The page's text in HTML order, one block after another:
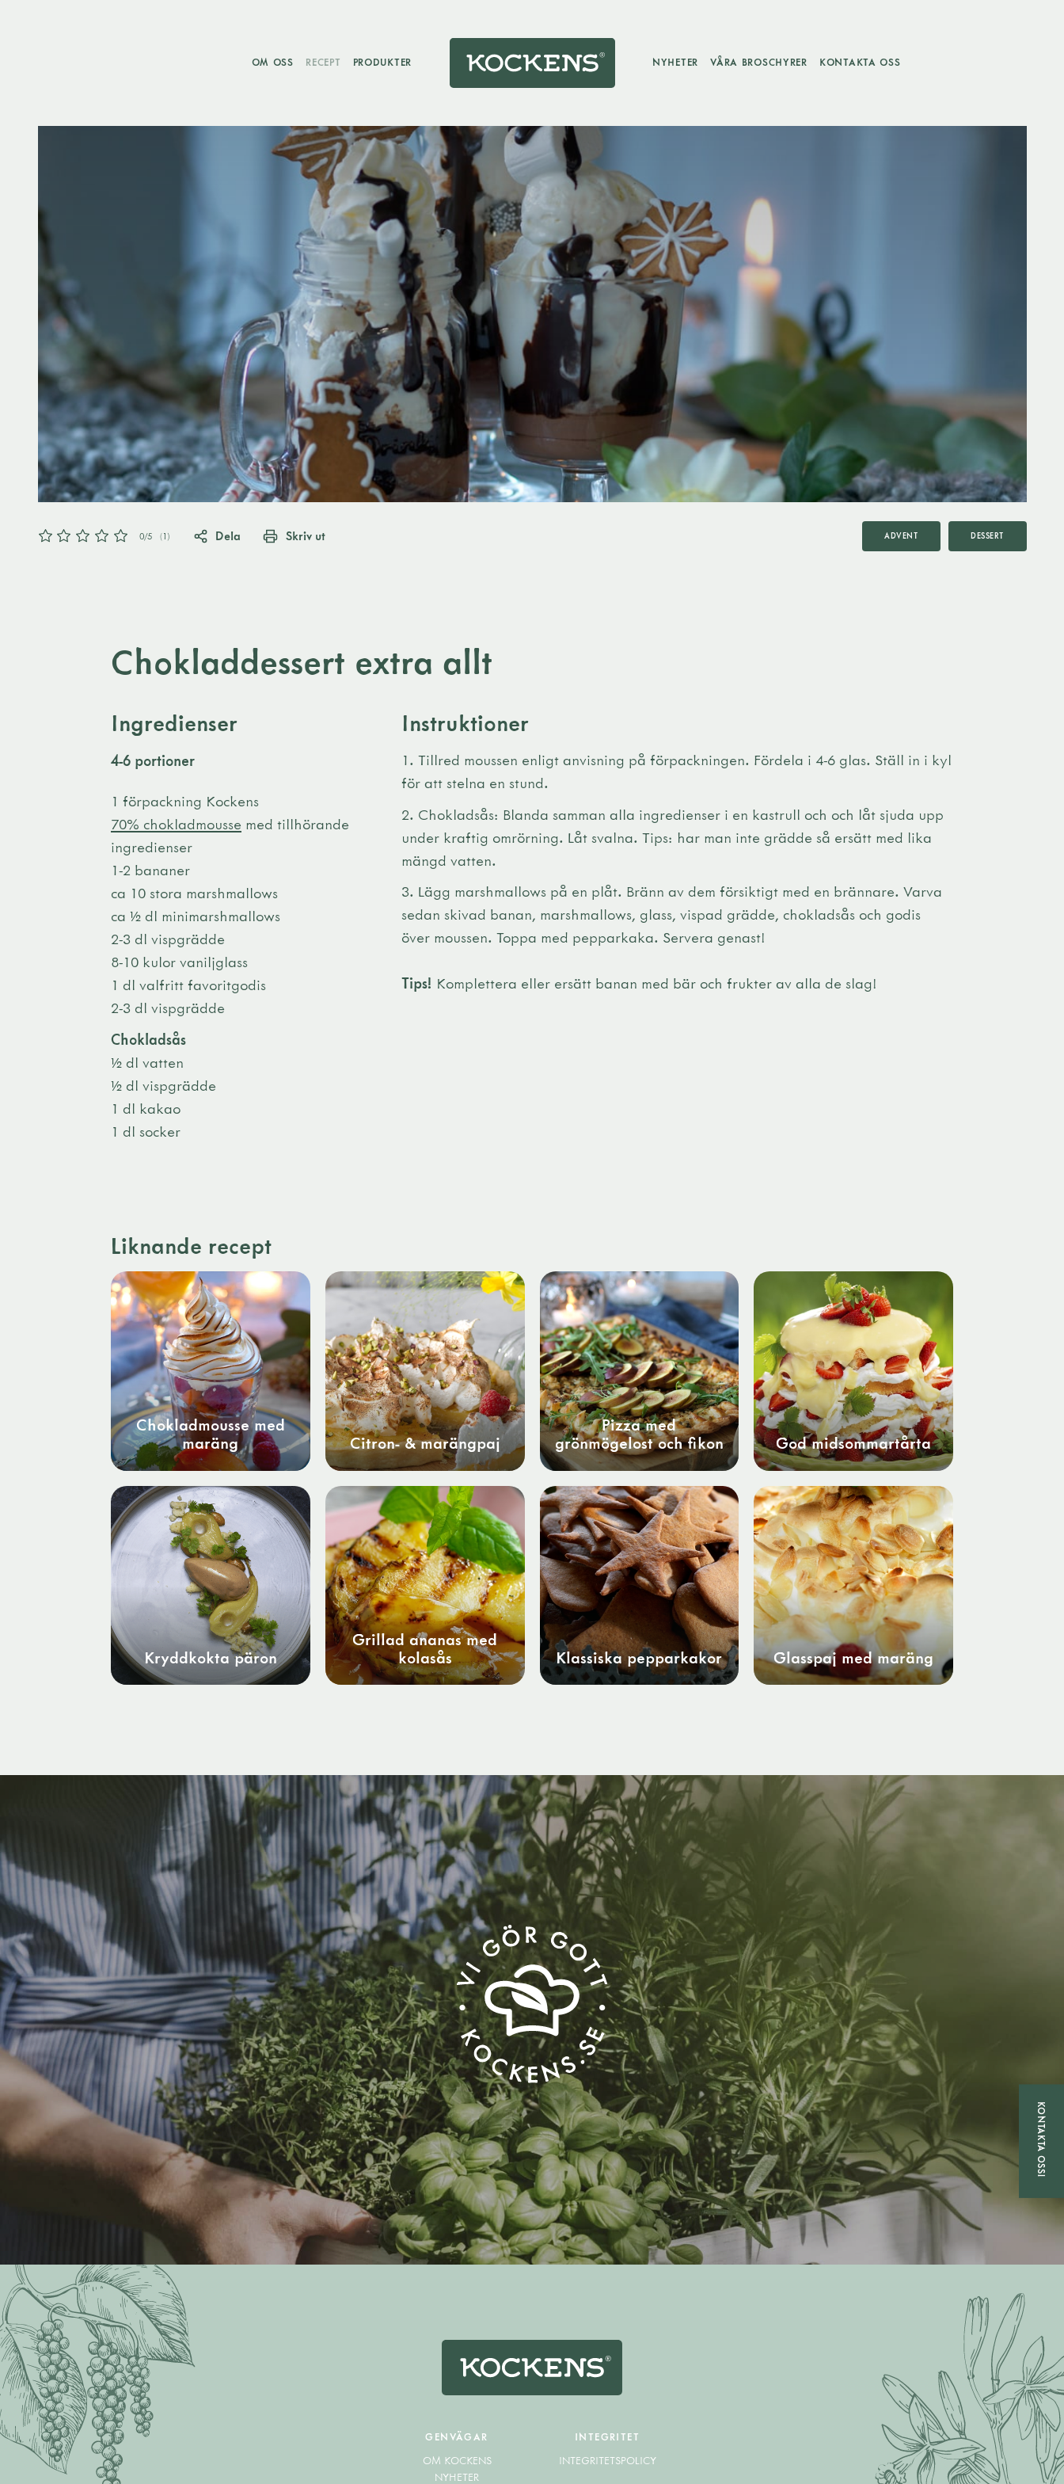
OM OSS RECEPT PRODUKTER NYHETER VÅRA BROSCHYRER KONTAKTA OSS
0/5 (1 ) Dela Skriv ut ADVENT DESSERT
Chokladdessert extra allt
Ingredienser
4-6 portioner
1 förpackning Kockens
70% chokladmousse med tillhörande
ingredienser
1-2 bananer
ca 10 stora marshmallows
ca ½ dl minimarshmallows
2-3 dl vispgrädde
8-10 kulor vaniljglass
1 dl valfritt favoritgodis
2-3 dl vispgrädde
Chokladsås
½ dl vatten
½ dl vispgrädde
1 dl kakao
1 dl socker
Instruktioner
Tillred moussen enligt anvisning på förpackningen. Fördela i 4-6 glas. Ställ in i kyl
för att stelna en stund.
Chokladsås: Blanda samman alla ingredienser i en kastrull och och låt sjuda upp
under kraftig omrörning. Låt svalna. Tips: har man inte grädde så ersätt med lika
mängd vatten.
Lägg marshmallows på en plåt. Bränn av dem försiktigt med en brännare. Varva
sedan skivad banan, marshmallows, glass, vispad grädde, chokladsås och godis
över moussen. Toppa med pepparkaka. Servera genast!
Tips! Komplettera eller ersätt banan med bär och frukter av alla de slag!
Liknande recept
Chokladmousse med
maräng
Citron- & marängpaj
Pizza med
grönmögelost och fikon
God midsommartårta
Kryddkokta päron
Grillad ananas med
kolasås
Klassiska pepparkakor Glasspaj med maräng
GENVÄGAR
OM KOCKENS
NYHETER
INTEGRITET
INTEGRITETSPOLICY
KONTAKTA OSS!